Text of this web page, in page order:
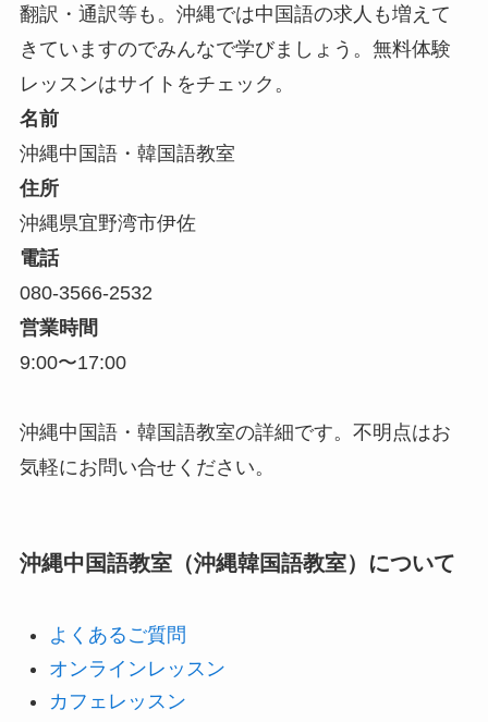
翻訳・通訳等も。沖縄では中国語の求人も増えて
きていますのでみんなで学びましょう。無料体験
レッスンはサイトをチェック。
名前
沖縄中国語・韓国語教室
住所
沖縄県宜野湾市伊佐
電話
080-3566-2532
営業時間
9:00〜17:00
沖縄中国語・韓国語教室の詳細です。不明点はお
気軽にお問い合せください。
沖縄中国語教室（沖縄韓国語教室）について
よくあるご質問
オンラインレッスン
カフェレッスン